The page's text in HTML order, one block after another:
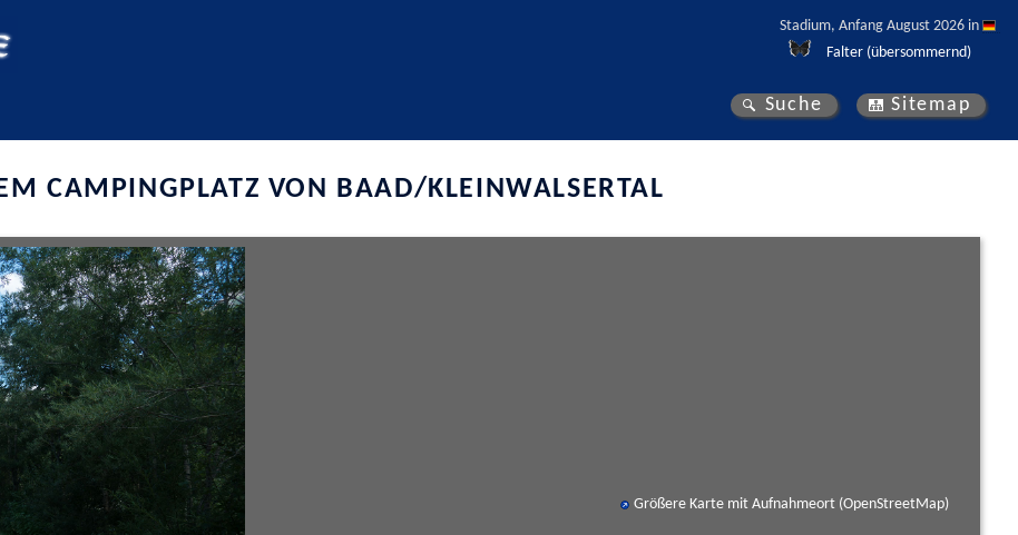
Stadium, Anfang August 2026 in
Falter (übersommernd)
Suche Sitemap
CAMPINGPLATZ VON BAAD/KLEINWALSERTAL
Größere Karte mit Aufnahmeort (OpenStreetMap)